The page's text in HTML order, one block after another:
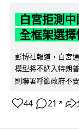
白宮拒測
全框架選擇
彭博社報道，白宮
模型將不納入特朗
則聯署呼籲政府不
44 21 ↗